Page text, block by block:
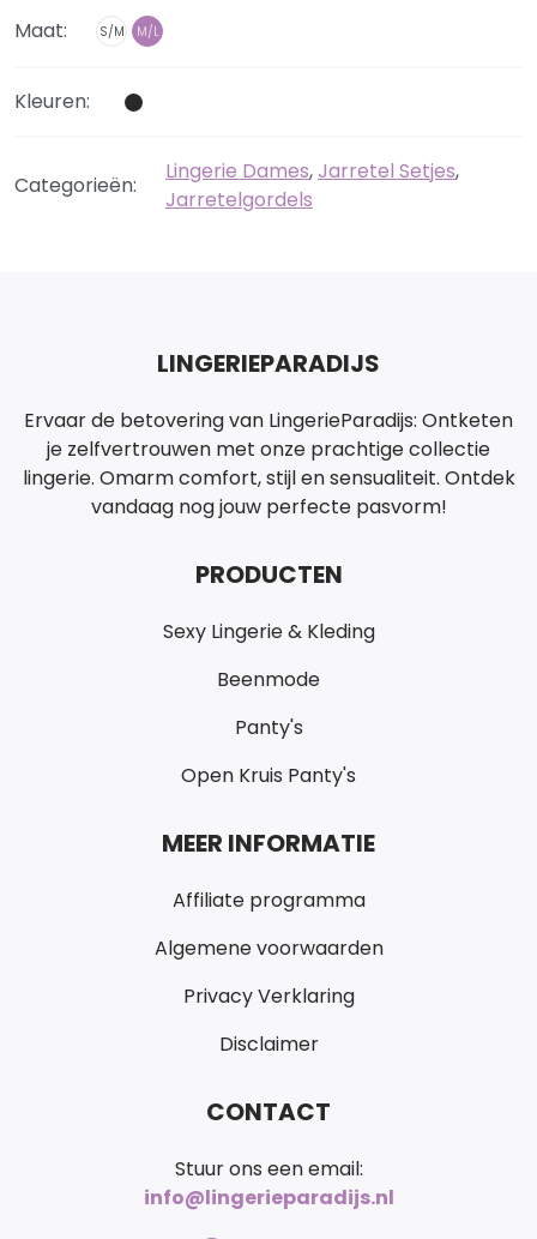
Maat: S/M M/L
Kleuren:
Categorieën:
Lingerie Dames,Jarretel Setjes,
Jarretelgordels
LINGERIEPARADIJS
Ervaar de betovering van LingerieParadijs: Ontketen
je zelfvertrouwen met onze prachtige collectie
lingerie. Omarm comfort, stijl en sensualiteit. Ontdek
vandaag nog jouw perfecte pasvorm!
PRODUCTEN
Sexy Lingerie & Kleding
Beenmode
Panty's
Open Kruis Panty's
MEER INFORMATIE
Affiliate programma
Algemene voorwaarden
Privacy Verklaring
Disclaimer
CONTACT
Stuur ons een email:
info@lingerieparadijs.nl